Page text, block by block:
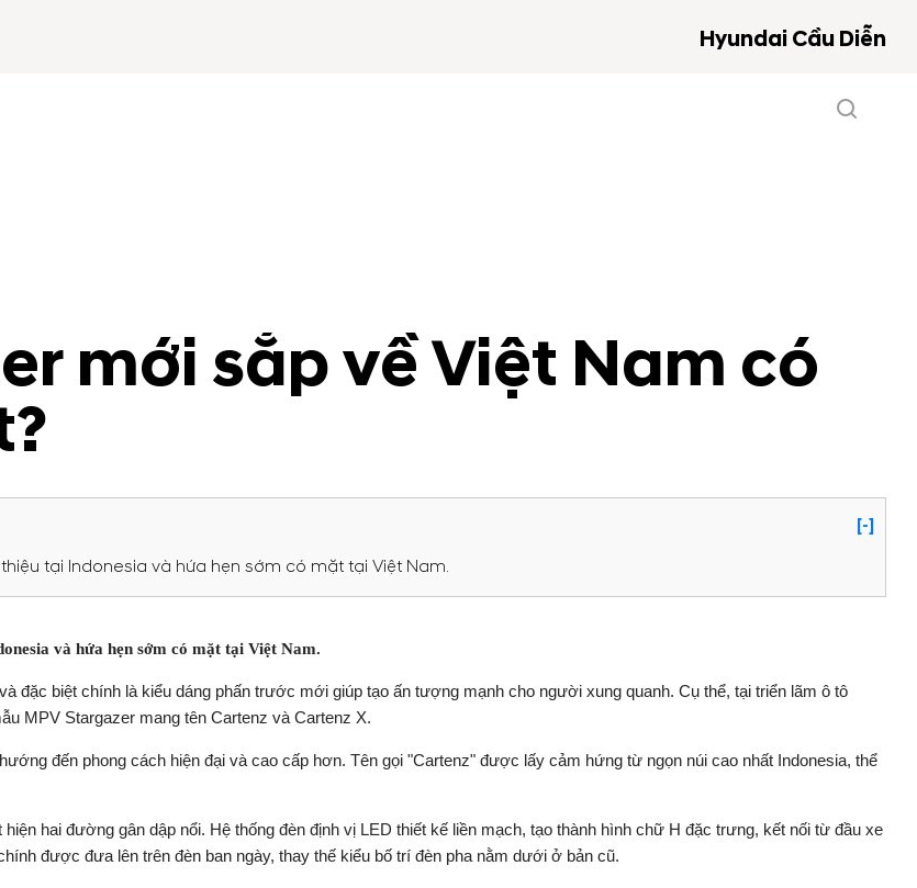
Hyundai Cầu Diễn
mới sắp về Việt Nam có
[-]
tại Indonesia và hứa hẹn sớm có mặt tại Việt Nam.
và hứa hẹn sớm có mặt tại Việt Nam.
đặc biệt chính là kiểu dáng phấn trước mới giúp tạo ấn tượng mạnh cho người xung quanh. Cụ thể, tại triển lãm ô tô
MPV Stargazer mang tên Cartenz và Cartenz X.
đến phong cách hiện đại và cao cấp hơn. Tên gọi "Cartenz" được lấy cảm hứng từ ngọn núi cao nhất Indonesia, thể
hai đường gân dập nổi. Hệ thống đèn định vị LED thiết kế liền mạch, tạo thành hình chữ H đặc trưng, kết nối từ đầu xe
được đưa lên trên đèn ban ngày, thay thế kiểu bố trí đèn pha nằm dưới ở bản cũ.